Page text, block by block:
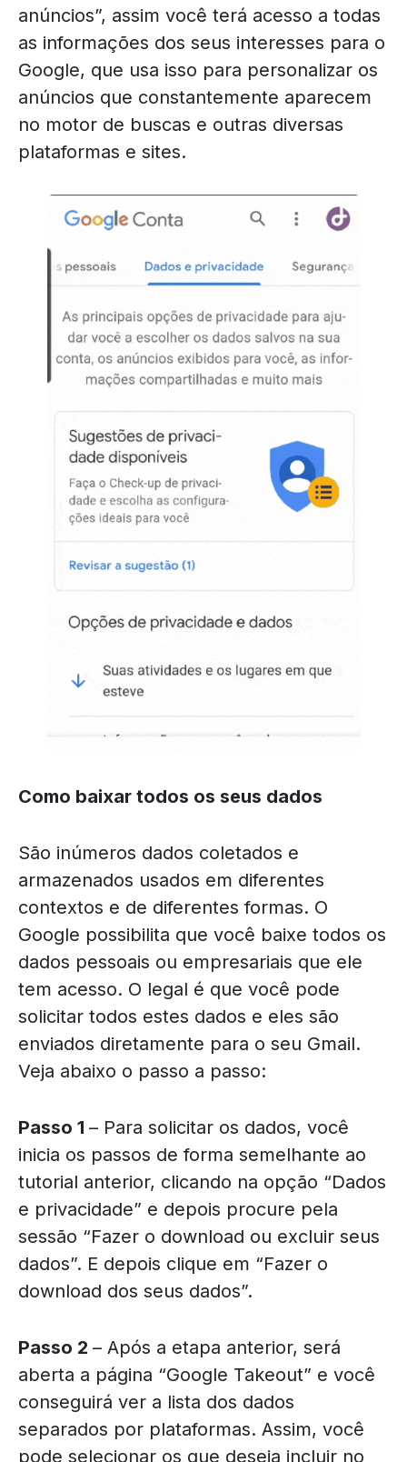
anúncios”, assim você terá acesso a todas
as informações dos seus interesses para o
Google, que usa isso para personalizar os
anúncios que constantemente aparecem
no motor de buscas e outras diversas
plataformas e sites.
Como baixar todos os seus dados
São inúmeros dados coletados e
armazenados usados em diferentes
contextos e de diferentes formas. O
Google possibilita que você baixe todos os
dados pessoais ou empresariais que ele
tem acesso. O legal é que você pode
solicitar todos estes dados e eles são
enviados diretamente para o seu Gmail.
Veja abaixo o passo a passo:
Passo 1 – Para solicitar os dados, você
inicia os passos de forma semelhante ao
tutorial anterior, clicando na opção “Dados
e privacidade” e depois procure pela
sessão “Fazer o download ou excluir seus
dados”. E depois clique em “Fazer o
download dos seus dados”.
Passo 2 – Após a etapa anterior, será
aberta a página “Google Takeout” e você
conseguirá ver a lista dos dados
separados por plataformas. Assim, você
pode selecionar os que deseja incluir no